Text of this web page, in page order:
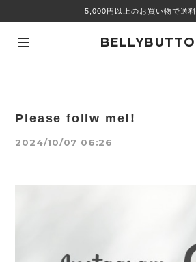
5,000円以上のお買い物で送料
Please follw me!!
2024/10/07 06:26